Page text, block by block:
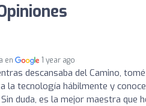
en 1 year ago
descansaba del Camino,
la tecnología hábilmente y
duda, es la mejor maestra que